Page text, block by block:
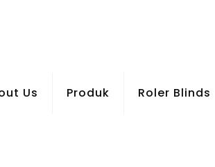
Us Produk Roler Blinds